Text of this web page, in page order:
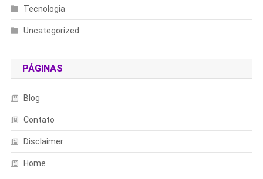
Tecnologia
Uncategorized
PÁGINAS
Blog
Contato
Disclaimer
Home